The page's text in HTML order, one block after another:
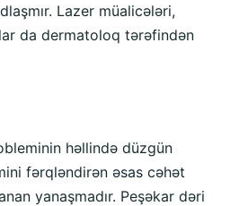
Lazer müalicələri,
da dermatoloq tərəfindən
həllində düzgün
fərqləndirən əsas cəhət
yanaşmadır. Peşəkar dəri